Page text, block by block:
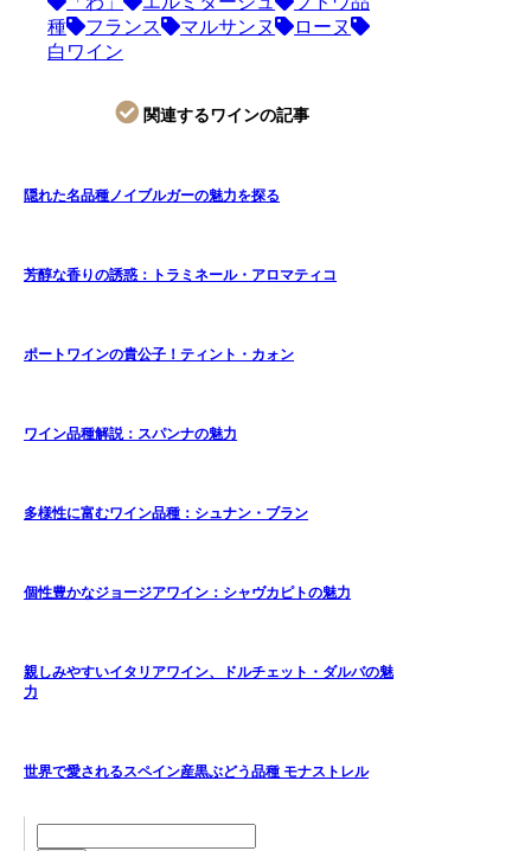
種
フランス マルサンヌ
ローヌ
白ワイン
関連するワインの記事
隠れた名品種ノイブルガーの魅力を探る
芳醇な香りの誘惑：トラミネール・アロマティコ
ポートワインの貴公子！ティント・カォン
ワイン品種解説：スパンナの魅力
多様性に富むワイン品種：シュナン・ブラン
個性豊かなジョージアワイン：シャヴカピトの魅力
親しみやすいイタリアワイン、ドルチェット・ダルバの魅
力
世界で愛されるスペイン産黒ぶどう品種 モナストレル